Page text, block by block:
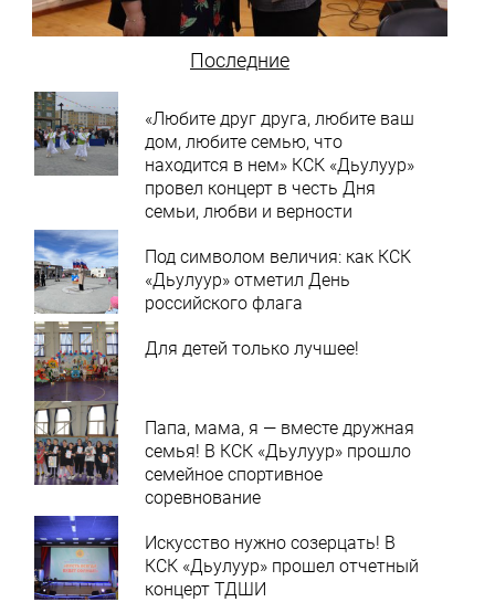
Последние
«Любите друг друга, любите ваш
дом, любите семью, что
находится в нем» КСК «Дьулуур»
провел концерт в честь Дня
семьи, любви и верности
Под символом величия: как КСК
«Дьулуур» отметил День
российского флага
Для детей только лучшее!
Папа, мама, я — вместе дружная
семья! В КСК «Дьулуур» прошло
семейное спортивное
соревнование
Искусство нужно созерцать! В
КСК «Дьулуур» прошел отчетный
концерт ТДШИ